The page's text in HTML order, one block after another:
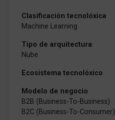
Clasificación tecnolóxica
Machine Learning
Tipo de arquitectura
Nube
Ecosistema tecnolóxico
Modelo de negocio
B2B (Business-To-Business)
B2C (Business-To-Consumer)